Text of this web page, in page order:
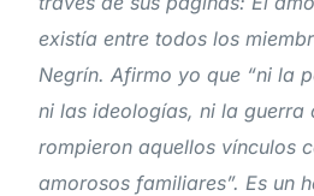
existía entre todos los
Negrín. Afirmo yo que “ni la
ni las ideologías, ni la guerra
rompieron aquellos vínculos
amorosos familiares”. Es un